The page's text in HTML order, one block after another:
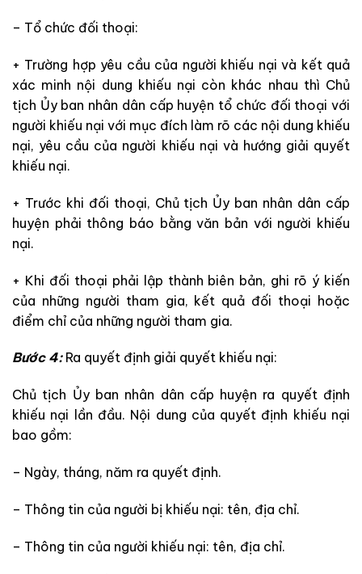
– Tổ chức đối thoại:
+ Trường hợp yêu cầu của người khiếu nại và kết quả
xác minh nội dung khiếu nại còn khác nhau thì Chủ
tịch Ủy ban nhân dân cấp huyện tổ chức đối thoại với
người khiếu nại với mục đích làm rõ các nội dung khiếu
nại, yêu cầu của người khiếu nại và hướng giải quyết
khiếu nại.
+ Trước khi đối thoại, Chủ tịch Ủy ban nhân dân cấp
huyện phải thông báo bằng văn bản với người khiếu
nại.
+ Khi đối thoại phải lập thành biên bản, ghi rõ ý kiến
của những người tham gia, kết quả đối thoại hoặc
điểm chỉ của những người tham gia.
Bước 4: Ra quyết định giải quyết khiếu nại:
Chủ tịch Ủy ban nhân dân cấp huyện ra quyết định
khiếu nại lần đầu. Nội dung của quyết định khiếu nại
bao gồm:
– Ngày, tháng, năm ra quyết định.
– Thông tin của người bị khiếu nại: tên, địa chỉ.
– Thông tin của người khiếu nại: tên, địa chỉ.